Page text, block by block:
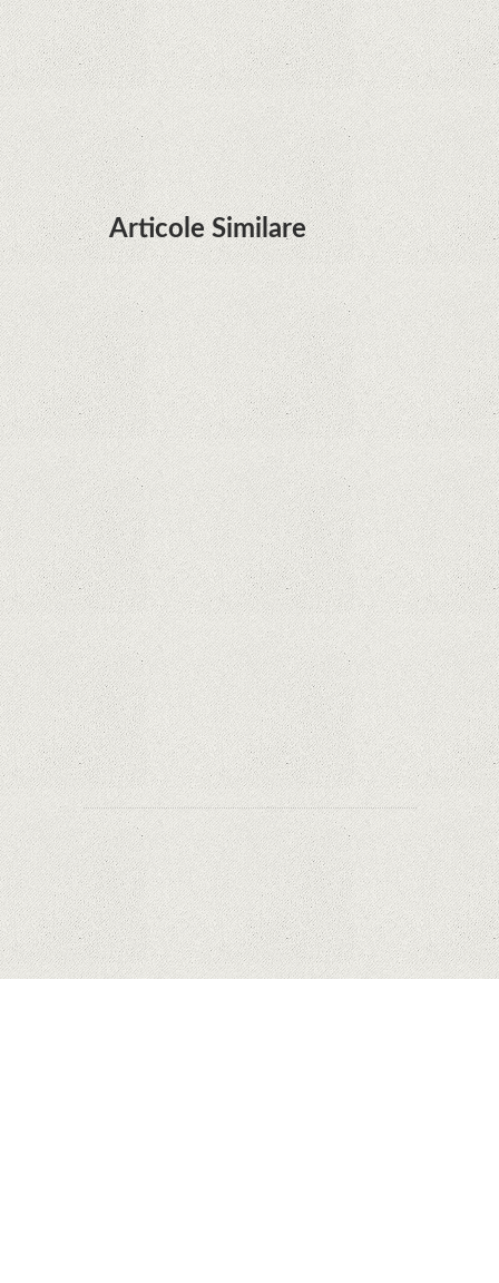
Huawei P50 primeşte o posibilă dată de lansare
şi e mai curând decât credeam; Are cameră
telephoto cu zoom optic variabil
Articole Similare
Microsoft lucrează la dezvoltarea unui procesor
proprietar pentru dispozitivele Surface
Hoții de telefoane dezvăluie cum fură și banii
victimelor, folosind doar cartela SIM
Samsung Galaxy S21 Ultra: cel mai bun telefon
Android de pe piață
Orange a inclus telefoane premium
recondiționate în portofoliul său; Cum sunt
prețurile față de alte platforme similare?